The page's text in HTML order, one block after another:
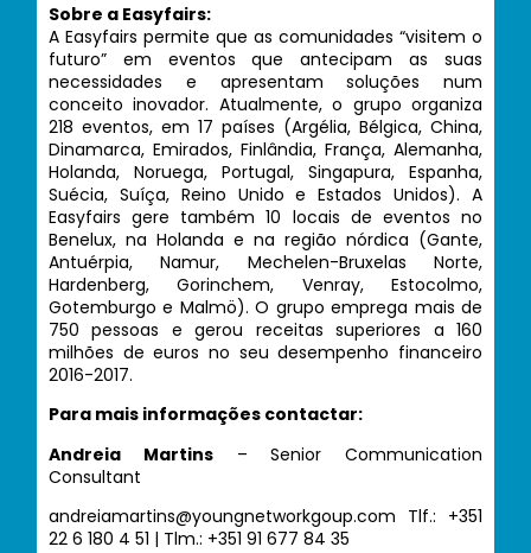
Sobre a Easyfairs:
A Easyfairs permite que as comunidades “visitem o
futuro” em eventos que antecipam as suas
necessidades e apresentam soluções num
conceito inovador. Atualmente, o grupo organiza
218 eventos, em 17 países (Argélia, Bélgica, China,
Dinamarca, Emirados, Finlândia, França, Alemanha,
Holanda, Noruega, Portugal, Singapura, Espanha,
Suécia, Suíça, Reino Unido e Estados Unidos). A
Easyfairs gere também 10 locais de eventos no
Benelux, na Holanda e na região nórdica (Gante,
Antuérpia, Namur, Mechelen-Bruxelas Norte,
Hardenberg, Gorinchem, Venray, Estocolmo,
Gotemburgo e Malmö). O grupo emprega mais de
750 pessoas e gerou receitas superiores a 160
milhões de euros no seu desempenho financeiro
2016-2017.
Para mais informações contactar:
Andreia Martins– Senior Communication
Consultant
andreiamartins@youngnetworkgoup.com Tlf.: +351
22 6 180 4 51 | Tlm.: +351 91 677 84 35